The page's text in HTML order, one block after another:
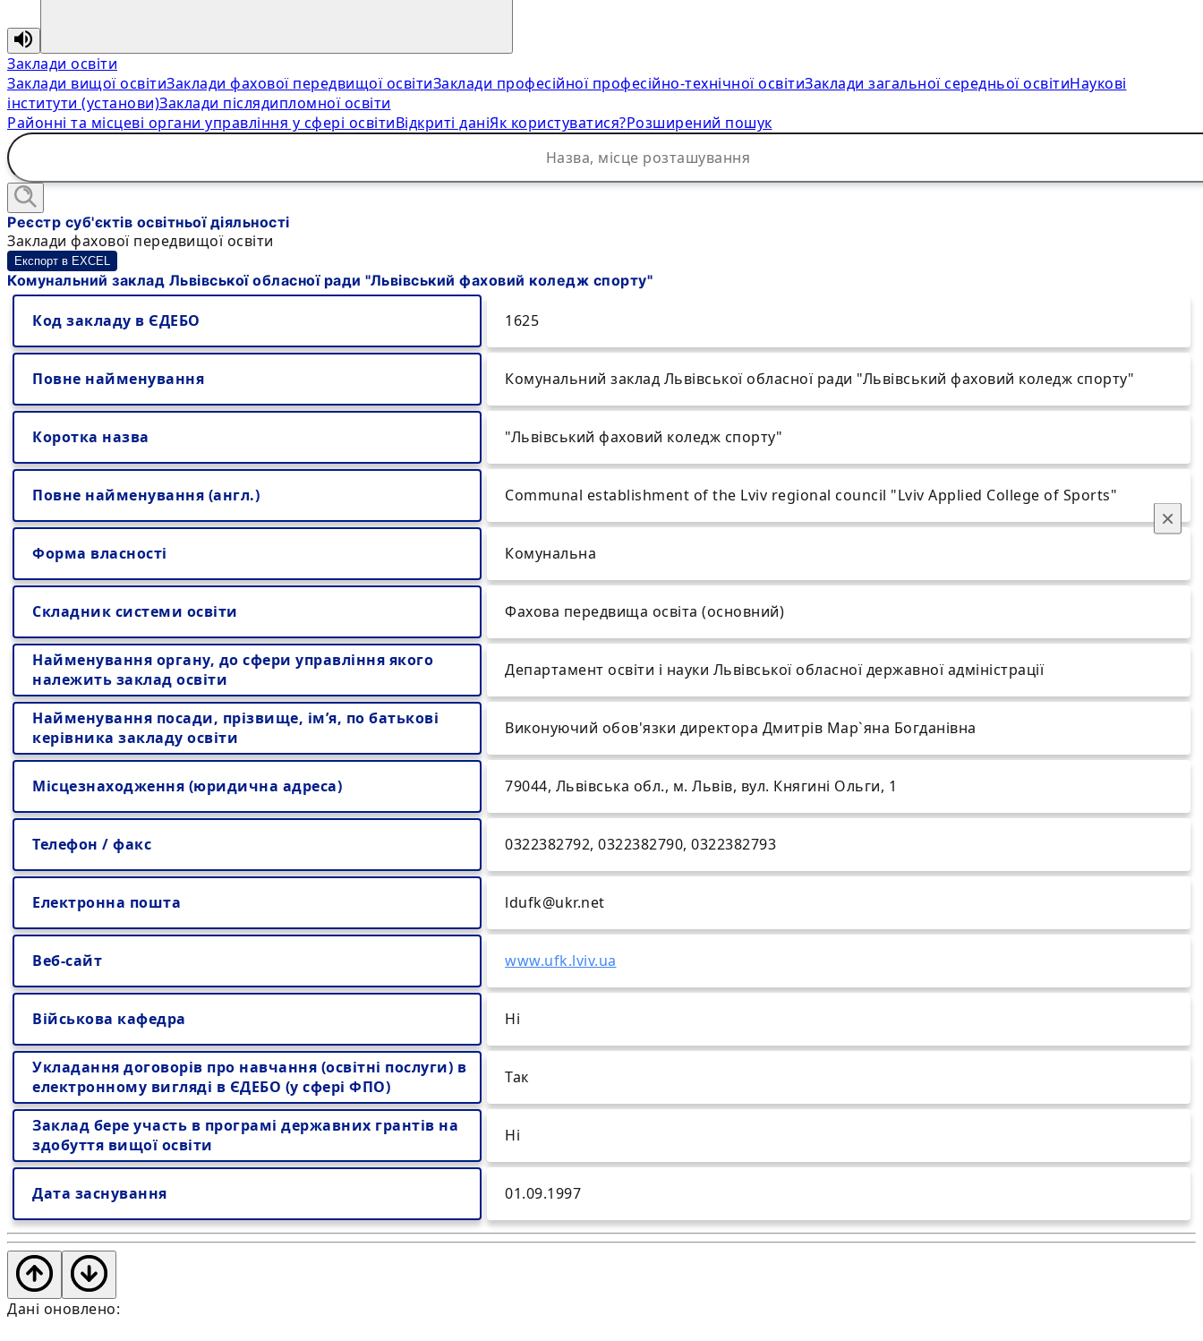
Заклади освіти
Заклади вищої освітиЗаклади фахової передвищої освітиЗаклади професійної професійно-технічної освітиЗаклади загальної середньої освітиНаукові
інститути (установи)Заклади післядипломної освіти
Районні та місцеві органи управління у сфері освітиВідкриті даніЯк користуватися?Розширений пошук
×
Реєстр суб'єктів освітньої діяльності
Заклади фахової передвищої освіти
Експорт в EXCEL
Комунальний заклад Львівської обласної ради "Львівський фаховий коледж спорту"
Код закладу в ЄДЕБО 1625
Повне найменування Комунальний заклад Львівської обласної ради "Львівський фаховий коледж спорту"
Коротка назва "Львівський фаховий коледж спорту"
Повне найменування (англ.) Communal establishment of the Lviv regional council "Lviv Applied College of Sports"
Форма власності Комунальна
Складник системи освіти Фахова передвища освіта (основний)
Найменування органу, до сфери управління якого
належить заклад освіти
Департамент освіти і науки Львівської обласної державної адміністрації
Найменування посади, прізвище, ім’я, по батькові
керівника закладу освіти
Виконуючий обов'язки директора Дмитрів Мар`яна Богданівна
Місцезнаходження (юридична адреса) 79044, Львівська обл., м. Львів, вул. Княгині Ольги, 1
Телефон / факс 0322382792, 0322382790, 0322382793
Електронна пошта ldufk@ukr.net
Веб-сайт www.ufk.lviv.ua
Військова кафедра Ні
Укладання договорів про навчання (освітні послуги) в
електронному вигляді в ЄДЕБО (у сфері ФПО)
Так
Заклад бере участь в програмі державних грантів на
здобуття вищої освіти
Ні
Дата заснування 01.09.1997
Дані оновлено: